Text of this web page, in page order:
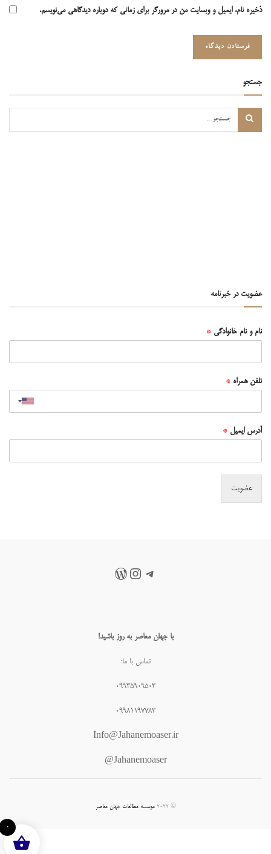
ذخیره نام، ایمیل و وبسایت من در مرورگر برای زمانی که دوباره دیدگاهی می‌نویسم.
جستجو
عضویت در خبرنامه
نام و نام خانوادگی *
تلفن همراه *
آدرس ایمیل *
عضویت
تلگراماینستاگرم
وردپرس
با جهان معاصر به روز باشید!
تماس با ما:
۰۹۹۳۵۹۰۹۵۰۳
۰۹۹۸۱۱۹۷۷۸۳
Info@Jahanemoaser.ir
Jahanemoaser@
© ۲۰۲۲ موسسه مطالعات جهان معاصر